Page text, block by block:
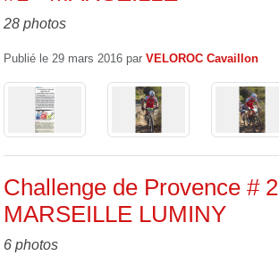
28 photos
Publié le 29 mars 2016 par VELOROC Cavaillon
Challenge de Provence # 2
MARSEILLE LUMINY
6 photos